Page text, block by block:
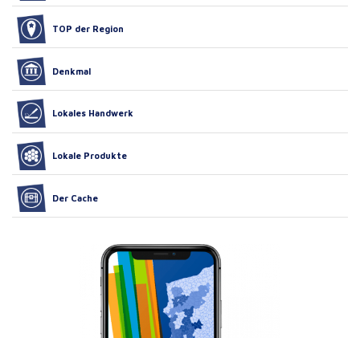
TOP der Region
Denkmal
Lokales Handwerk
Lokale Produkte
Der Cache